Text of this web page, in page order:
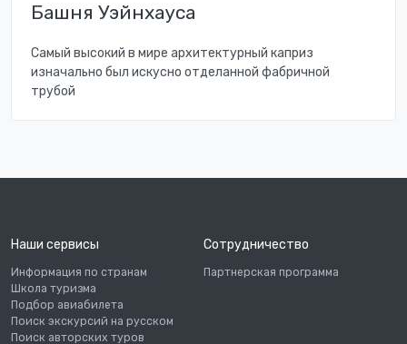
Башня Уэйнхауса
Самый высокий в мире архитектурный каприз
изначально был искусно отделанной фабричной
трубой
Наши сервисы
Информация по странам
Школа туризма
Подбор авиабилета
Поиск экскурсий на русском
Поиск авторских туров
Сотрудничество
Партнерская программа